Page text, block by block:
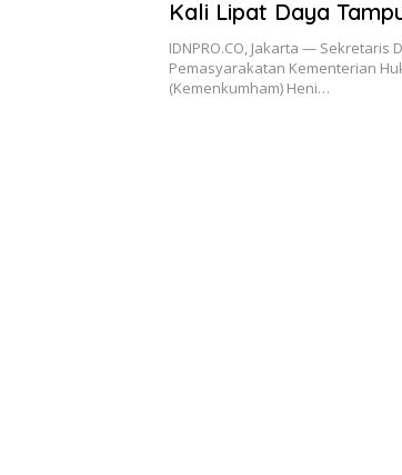
Kali Lipat Daya
IDNPRO.CO, Jakarta — Sekretaris
Pemasyarakatan Kementerian
(Kemenkumham) Heni…